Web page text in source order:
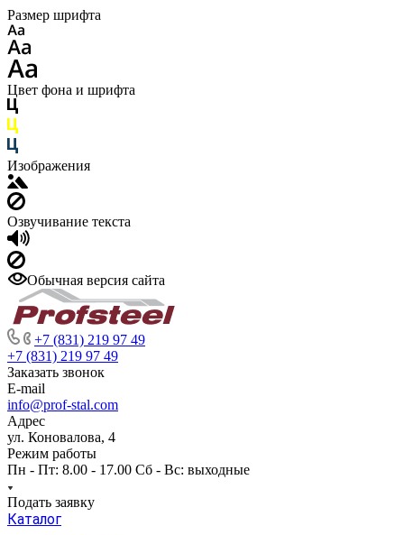
Размер шрифта
Цвет фона и шрифта
Изображения
Озвучивание текста
Обычная версия сайта
+7 (831) 219 97 49
+7 (831) 219 97 49
Заказать звонок
E-mail
info@prof-stal.com
Адрес
ул. Коновалова, 4
Режим работы
Пн - Пт: 8.00 - 17.00 Сб - Вс: выходные
Подать заявку
Каталог